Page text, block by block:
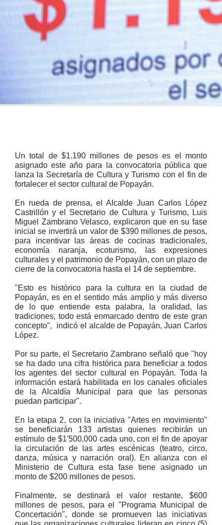
Un total de $1.190 millones de pesos es el monto
asignado este año para la convocatoria pública que
lanza la Secretaría de Cultura y Turismo con el fin de
fortalecer el sector cultural de Popayán.
En rueda de prensa, el Alcalde Juan Carlos López
Castrillón y el Secretario de Cultura y Turismo, Luis
Miguel Zambrano Velasco, explicaron que en su fase
inicial se invertirá un valor de $390 millones de pesos,
para incentivar las áreas de cocinas tradicionales,
economía naranja, ecoturismo, las expresiones
culturales y el patrimonio de Popayán, con un plazo de
cierre de la convocatoria hasta el 14 de septiembre.
"Esto es histórico para la cultura en la ciudad de
Popayán, es en el sentido más amplio y más diverso
de lo que entiende esta palabra, la oralidad, las
tradiciones, todo está enmarcado dentro de este gran
concepto", indicó el alcalde de Popayán, Juan Carlos
López.
Por su parte, el Secretario Zambrano señaló que "hoy
se ha dado una cifra histórica para beneficiar a todos
los agentes del sector cultural en Popayán. Toda la
información estará habilitada en los canales oficiales
de la Alcaldía Municipal para que las personas
puedan participar".
En la etapa 2, con la iniciativa "Artes en movimiento"
se beneficiarán 133 artistas quienes recibirán un
estímulo de $1'500.000 cada uno, con el fin de apoyar
la circulación de las artes escénicas (teatro, circo,
danza, música y narración oral). En alianza con el
Ministerio de Cultura esta fase tiene asignado un
monto de $200 millones de pesos.
Finalmente, se destinará el valor restante, $600
millones de pesos, para el "Programa Municipal de
Concertación", donde se promueven las iniciativas